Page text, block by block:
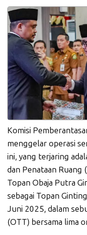
Komisi
menggelar operasi
ini, yang terjaring
dan Penataan Ruang
Topan Obaja Putra
sebagai Topan
Juni 2025, dalam
(OTT) bersama lima